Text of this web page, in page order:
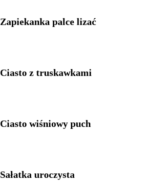
Zapiekanka palce lizać
Ciasto z truskawkami
Ciasto wiśniowy puch
Sałatka uroczysta